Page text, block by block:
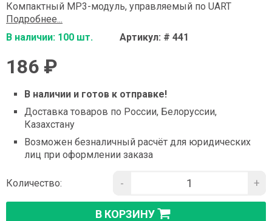
Компактный MP3-модуль, управляемый по UART
Подробнее...
В наличии: 100 шт.
Артикул: # 441
186 ₽
В наличии и готов к отправке!
Доставка товаров по России, Белоруссии,
Казахстану
Возможен безналичный расчёт для юридических
лиц при оформлении заказа
Количество: - +
В КОРЗИНУ